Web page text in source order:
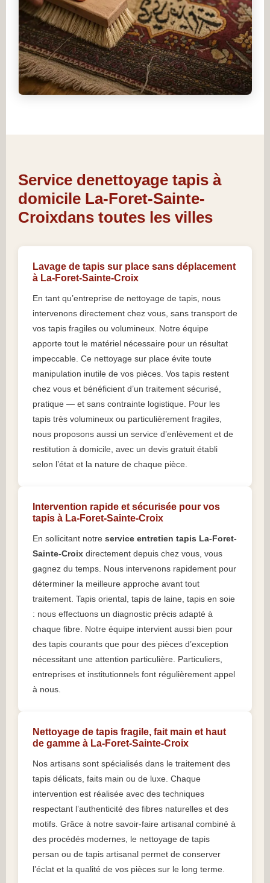
Service denettoyage tapis à
domicile La-Foret-Sainte-
Croixdans toutes les villes
Lavage de tapis sur place sans déplacement
à La-Foret-Sainte-Croix
En tant qu’entreprise de nettoyage de tapis, nous
intervenons directement chez vous, sans transport de
vos tapis fragiles ou volumineux. Notre équipe
apporte tout le matériel nécessaire pour un résultat
impeccable. Ce nettoyage sur place évite toute
manipulation inutile de vos pièces. Vos tapis restent
chez vous et bénéficient d’un traitement sécurisé,
pratique — et sans contrainte logistique. Pour les
tapis très volumineux ou particulièrement fragiles,
nous proposons aussi un service d’enlèvement et de
restitution à domicile, avec un devis gratuit établi
selon l’état et la nature de chaque pièce.
Intervention rapide et sécurisée pour vos
tapis à La-Foret-Sainte-Croix
En sollicitant notre service entretien tapis La-Foret-
Sainte-Croix directement depuis chez vous, vous
gagnez du temps. Nous intervenons rapidement pour
déterminer la meilleure approche avant tout
traitement. Tapis oriental, tapis de laine, tapis en soie
: nous effectuons un diagnostic précis adapté à
chaque fibre. Notre équipe intervient aussi bien pour
des tapis courants que pour des pièces d’exception
nécessitant une attention particulière. Particuliers,
entreprises et institutionnels font régulièrement appel
à nous.
Nettoyage de tapis fragile, fait main et haut
de gamme à La-Foret-Sainte-Croix
Nos artisans sont spécialisés dans le traitement des
tapis délicats, faits main ou de luxe. Chaque
intervention est réalisée avec des techniques
respectant l’authenticité des fibres naturelles et des
motifs. Grâce à notre savoir-faire artisanal combiné à
des procédés modernes, le nettoyage de tapis
persan ou de tapis artisanal permet de conserver
l’éclat et la qualité de vos pièces sur le long terme.